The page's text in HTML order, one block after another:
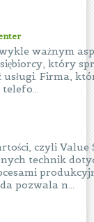
ważnym
który
Firma,
czyli Value
technik
pozwala n...